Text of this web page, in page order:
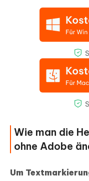
Wie man die
ohne Adobe
Um